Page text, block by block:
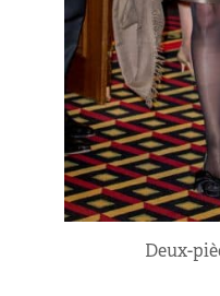
Deux-